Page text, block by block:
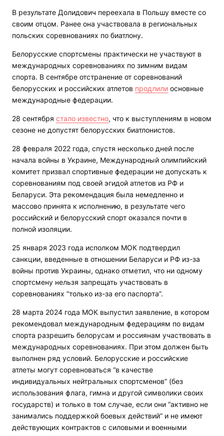
В результате Долидович переехала в Польшу вместе со
своим отцом. Ранее она участвовала в региональных
польских соревнованиях по биатлону.
Белорусские спортсмены практически не участвуют в
международных соревнованиях по зимним видам
спорта. В сентябре отстранение от соревнований
белорусских и российских атлетов продлили основные
международные федерации.
28 сентября стало известно, что к выступлениям в новом
сезоне не допустят белорусских биатлонистов.
28 февраля 2022 года, спустя несколько дней после
начала войны в Украине, Международный олимпийский
комитет призвал спортивные федерации не допускать к
соревнованиям под своей эгидой атлетов из РФ и
Беларуси. Эта рекомендация была немедленно и
массово принята к исполнению, в результате чего
российский и белорусский спорт оказался почти в
полной изоляции.
25 января 2023 года исполком МОК подтвердил
санкции, введенные в отношении Беларуси и РФ из-за
войны против Украины, однако отметил, что ни одному
спортсмену нельзя запрещать участвовать в
соревнованиях “только из-за его паспорта”.
28 марта 2024 года МОК выпустил заявление, в котором
рекомендовал международным федерациям по видам
спорта разрешить белорусам и россиянам участвовать в
международных соревнованиях. При этом должен быть
выполнен ряд условий. Белорусские и российские
атлеты могут соревноваться “в качестве
индивидуальных нейтральных спортсменов” (без
использования флага, гимна и другой символики своих
государств) и только в том случае, если они “активно не
занимались поддержкой боевых действий” и не имеют
действующих контрактов с силовыми и военными